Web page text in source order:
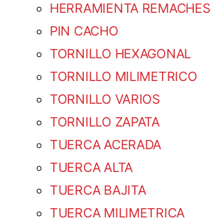
HERRAMIENTA REMACHES
PIN CACHO
TORNILLO HEXAGONAL
TORNILLO MILIMETRICO
TORNILLO VARIOS
TORNILLO ZAPATA
TUERCA ACERADA
TUERCA ALTA
TUERCA BAJITA
TUERCA MILIMETRICA